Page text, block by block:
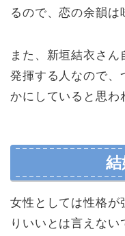
るので、恋の余韻は
また、新垣結衣さ
発揮する人なので、
かにしていると思わ
結
女性としては性格が
りいいとは言えな